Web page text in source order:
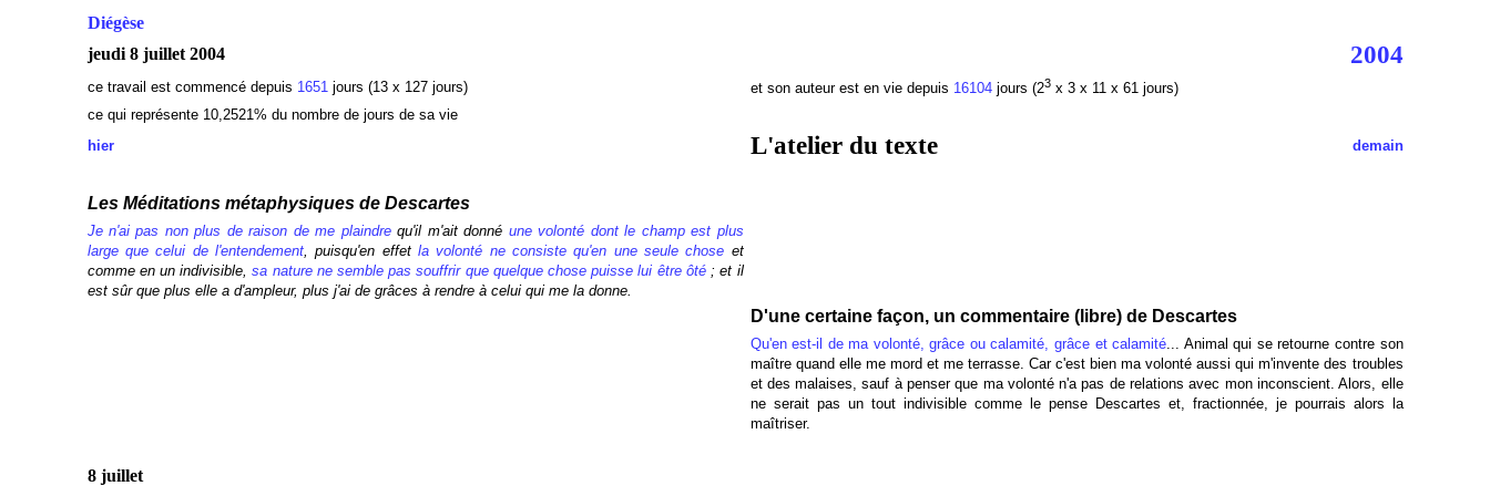
Diégèse
jeudi 8 juillet 2004
2004
ce travail est commencé depuis 1651 jours (13 x 127 jours) et son auteur est en vie depuis 16104jours (23x 3 x 11 x 61 jours)
ce qui représente 10,2521% du nombre de jours de sa vie
hier
L'atelier du texte demain
Les Méditations métaphysiques de Descartes
Je n'ai pas non plus de raison de me plaindrequ'il m'ait donné une volonté dont le champ est plus
large que celui de l'entendement, puisqu'en effet la volonté ne consiste qu'en une seule chose et
comme en un indivisible,sa nature ne semble pas souffrir que quelque chose puisse lui être ôté; et il
est sûr que plus elle a d'ampleur, plus j'ai de grâces à rendre à celui qui me la donne.
D'une certaine façon, un commentaire (libre) de Descartes
Qu'en est-il de ma volonté, grâce ou calamité, grâce et calamité... Animal qui se retourne contre son
maître quand elle me mord et me terrasse. Car c'est bien ma volonté aussi qui m'invente des troubles
et des malaises, sauf à penser que ma volonté n'a pas de relations avec mon inconscient. Alors, elle
ne serait pas un tout indivisible comme le pense Descartes et, fractionnée, je pourrais alors la
maîtriser.
8 juillet